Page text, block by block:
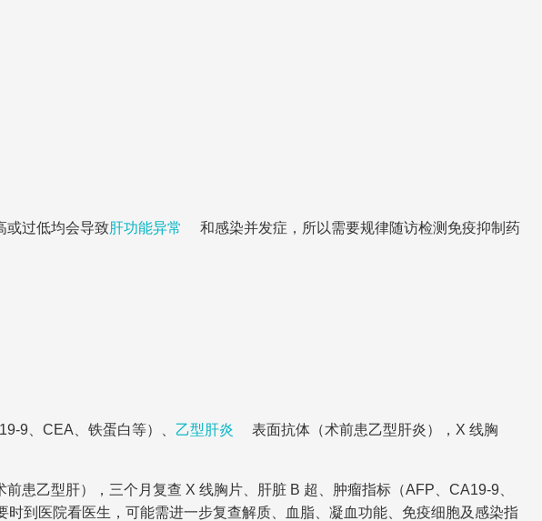
或过低均会导致肝功能异常
和感染并发症，所以需要规律随访检测免疫抑制药
9、CEA、铁蛋白等）、 乙型肝炎
表面抗体（术前患乙型肝炎），X 线胸
患乙型肝），三个月复查 X 线胸片、肝脏 B 超、肿瘤指标（AFP、CA19-9、
到医院看医生，可能需进一步复查解质、血脂、凝血功能、免疫细胞及感染指